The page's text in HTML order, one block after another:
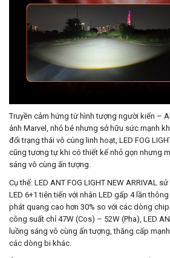
Truyền cảm hứng từ hình tượng người kiến –
ảnh Marvel, nhỏ bé nhưng sở hữu sức mạnh
đổi trạng thái vô cùng linh hoạt, LED FOG
cũng tương tự khi có thiết kế nhỏ gọn nhưng
sáng vô cùng ấn tượng.
Cụ thể: LED ANT FOG LIGHT NEW ARRIVAL
LED 6+1 tiên tiến với nhân LED gấp 4 lần
phát quang cao hơn 30% so với các dòng
công suất chỉ 47W (Cos) – 52W (Pha), LED
luồng sáng vô cùng ấn tượng, thăng cấp
các dòng bi khác.